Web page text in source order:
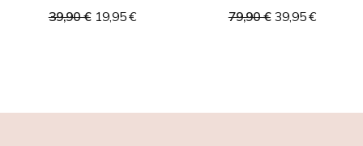
39,90 € 19,95 € 79,90 € 39,95 €